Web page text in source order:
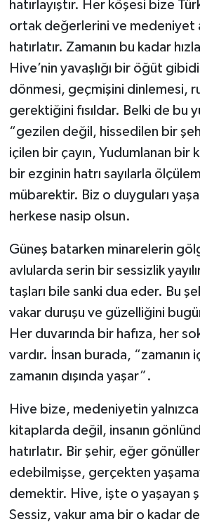
hatırlayıştır. Her köşesi bize
ortak değerlerini ve medeniyet
hatırlatır. Zamanın bu kadar
Hive’nin yavaşlığı bir öğüt
dönmesi, geçmişini dinlemesi,
gerektiğini fısıldar. Belki de bu
“gezilen değil, hissedilen bir
içilen bir çayın, Yudumlanan bir
bir ezginin hatrı sayılarla
mübarektir. Biz o duyguları
herkese nasip olsun.
Güneş batarken minarelerin
avlularda serin bir sessizlik
taşları bile sanki dua eder. Bu
vakar duruşu ve güzelliğini
Her duvarında bir hafıza, her
vardır. İnsan burada, “zamanın
zamanın dışında yaşar”.
Hive bize, medeniyetin
kitaplarda değil, insanın
hatırlatır. Bir şehir, eğer
edebilmişse, gerçekten
demektir. Hive, işte o yaşayan
Sessiz, vakur ama bir o kadar